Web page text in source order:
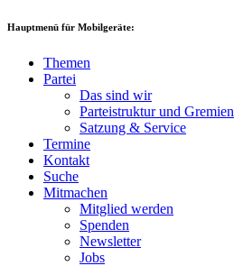
Hauptmenü für Mobilgeräte:
Themen
Partei
Das sind wir
Parteistruktur und Gremien
Satzung & Service
Termine
Kontakt
Suche
Mitmachen
Mitglied werden
Spenden
Newsletter
Jobs